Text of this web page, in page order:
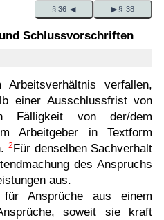
§ 36 ◀ ▶ § 38
Schlussvorschriften
verfallen,
einer Ausschlussfrist von
Fälligkeit von der/dem
Arbeitgeber in Textform
2Für denselben Sachverhalt
des Anspruchs
aus.
Ansprüche aus einem
soweit sie kraft